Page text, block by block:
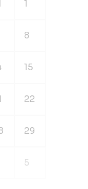
1
8
15
22
29
5